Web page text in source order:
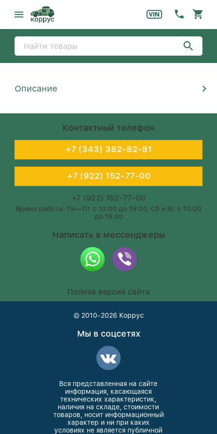
Описание
Контактный телефон
+7 (343) 382-82-81
+7 (922) 152-77-00
+7 (922) 152-77-00
Время работы: Пн—Пт с 10:00 до 19:00, Сб и Вс с 10:00
до 16:00
Написать в мессенджеры
Полная версия сайта
© 2010-2026 Коррус
Мы в соцсетях
Вся представленная на сайте
информация, касающаяся
технических характеристик,
наличия на складе, стоимости
товаров, носит информационный
характер и ни при каких
условиях не является публичной